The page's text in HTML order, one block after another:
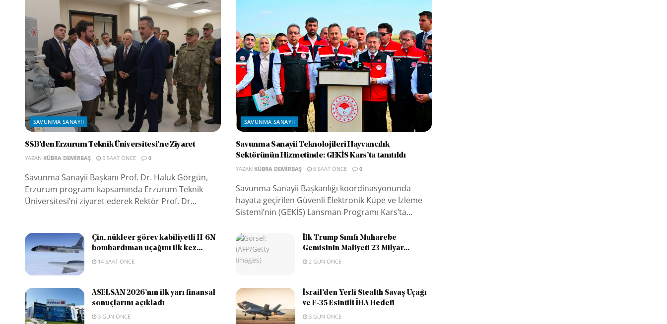
SAVUNMA SANAYII
SSB’den Erzurum Teknik Üniversitesi’ne Ziyaret
YAZAN KÜBRA DEMIRBAŞ 6 SAAT ÖNCE 0
Savunma Sanayii Başkanı Prof. Dr. Haluk Görgün,
Erzurum programı kapsamında Erzurum Teknik
Üniversitesi’ni ziyaret ederek Rektör Prof. Dr...
SAVUNMA SANAYII
Savunma Sanayii Teknolojileri Hayvancılık
Sektörünün Hizmetinde: GEKİS Kars’ta tanıtıldı
YAZAN KÜBRA DEMIRBAŞ 6 SAAT ÖNCE 0
Savunma Sanayii Başkanlığı koordinasyonunda
hayata geçirilen Güvenli Elektronik Küpe ve İzleme
Sistemi’nin (GEKİS) Lansman Programı Kars’ta...
Çin, nükleer görev kabiliyetli H-6N
bombardıman uçağını ilk kez...
14 SAAT ÖNCE
İlk Trump Sınıfı Muharebe
Gemisinin Maliyeti 23 Milyar...
2 GÜN ÖNCE
ASELSAN 2026’nın ilk yarı finansal
sonuçlarını açıkladı
3 GÜN ÖNCE
İsrail’den Yerli Stealth Savaş Uçağı
ve F-35 Esintili İHA Hedefi
3 GÜN ÖNCE